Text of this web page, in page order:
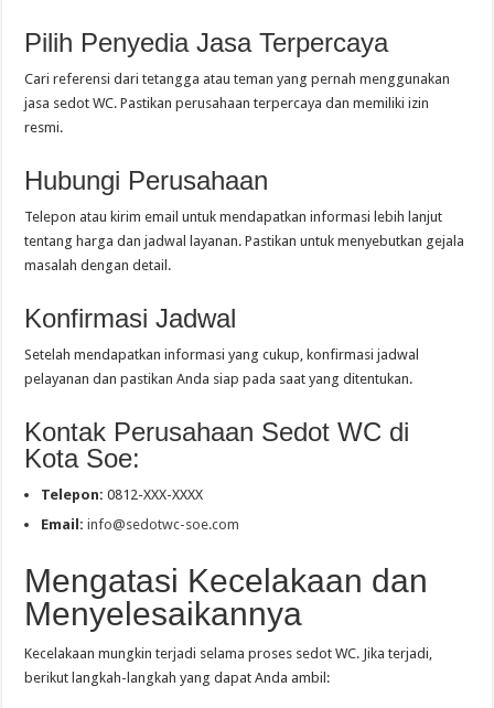
Pilih Penyedia Jasa Terpercaya
Cari referensi dari tetangga atau teman yang pernah menggunakan
jasa sedot WC. Pastikan perusahaan terpercaya dan memiliki izin
resmi.
Hubungi Perusahaan
Telepon atau kirim email untuk mendapatkan informasi lebih lanjut
tentang harga dan jadwal layanan. Pastikan untuk menyebutkan gejala
masalah dengan detail.
Konfirmasi Jadwal
Setelah mendapatkan informasi yang cukup, konfirmasi jadwal
pelayanan dan pastikan Anda siap pada saat yang ditentukan.
Kontak Perusahaan Sedot WC di
Kota Soe:
Telepon: 0812-XXX-XXXX
Email: info@sedotwc-soe.com
Mengatasi Kecelakaan dan
Menyelesaikannya
Kecelakaan mungkin terjadi selama proses sedot WC. Jika terjadi,
berikut langkah-langkah yang dapat Anda ambil: